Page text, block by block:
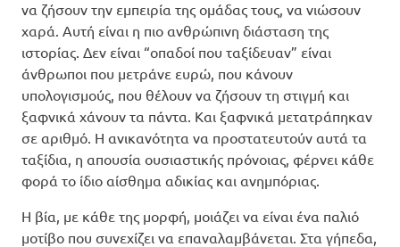
να ζήσουν την εμπειρία της ομάδας τους, να νιώσουν
χαρά. Αυτή είναι η πιο ανθρώπινη διάσταση της
ιστορίας. Δεν είναι “οπαδοί που ταξίδευαν” είναι
άνθρωποι που μετράνε ευρώ, που κάνουν
υπολογισμούς, που θέλουν να ζήσουν τη στιγμή και
ξαφνικά χάνουν τα πάντα. Και ξαφνικά μετατράπηκαν
σε αριθμό. Η ανικανότητα να προστατευτούν αυτά τα
ταξίδια, η απουσία ουσιαστικής πρόνοιας, φέρνει κάθε
φορά το ίδιο αίσθημα αδικίας και ανημπόριας.
Η βία, με κάθε της μορφή, μοιάζει να είναι ένα παλιό
μοτίβο που συνεχίζει να επαναλαμβάνεται. Στα γήπεδα,